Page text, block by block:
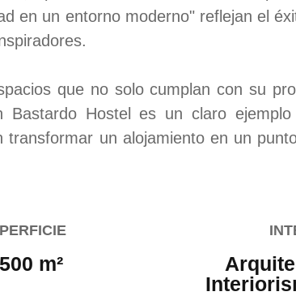
en un entorno moderno" reflejan el
que no solo cumplan con su
Bastardo Hostel es un claro
un alojamiento en un
m²